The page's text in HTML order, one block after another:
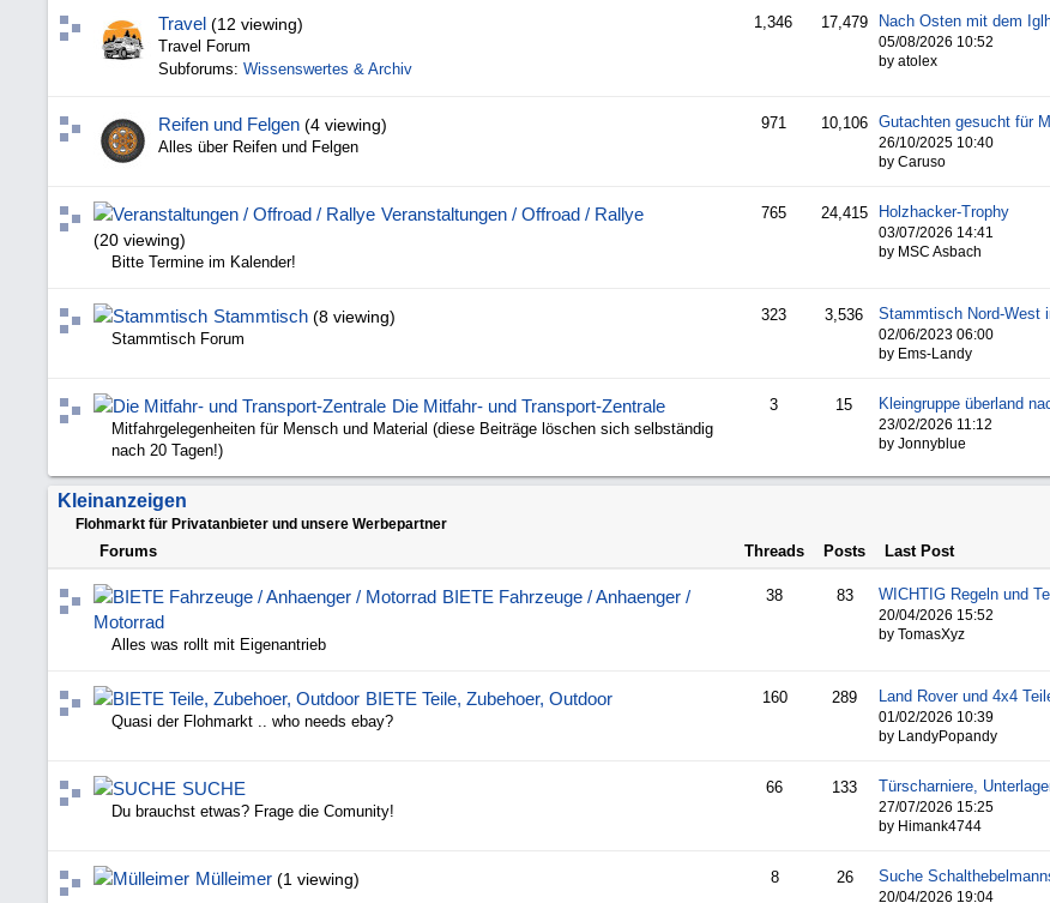
Travel (12 viewing)
Travel Forum
Subforums: Wissenswertes & Archiv
1,346 17,479 Nach Osten mit dem
05/08/2026 10:52
by atolex
Reifen und Felgen (4 viewing)
Alles über Reifen und Felgen
971 10,106
26/10/2025 10:40
by Caruso
Veranstaltungen / Offroad / Rallye
(20 viewing)
Bitte Termine im Kalender!
765 24,415 Holzhacker-Trophy
03/07/2026 14:41
by MSC Asbach
Stammtisch (8 viewing)
Stammtisch Forum
323 3,536 Stammtisch Nord-West
02/06/2023 06:00
by Ems-Landy
Die Mitfahr- und Transport-Zentrale
Mitfahrgelegenheiten für Mensch und Material (diese Beiträge löschen sich selbständig
nach 20 Tagen!)
3 15 Kleingruppe überland
23/02/2026 11:12
by Jonnyblue
Kleinanzeigen
Flohmarkt für Privatanbieter und unsere Werbepartner
Forums Threads Posts Last Post
BIETE Fahrzeuge / Anhaenger /
Motorrad
Alles was rollt mit Eigenantrieb
38 83 WICHTIG Regeln und
20/04/2026 15:52
by TomasXyz
BIETE Teile, Zubehoer, Outdoor
Quasi der Flohmarkt .. who needs ebay?
160 289 Land Rover und 4x4
01/02/2026 10:39
by LandyPopandy
SUCHE
Du brauchst etwas? Frage die Comunity!
66 133 Türscharniere,
27/07/2026 15:25
by Himank4744
Mülleimer (1 viewing) 8 26
20/04/2026 19:04